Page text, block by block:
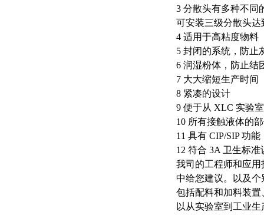
3 分散头有多种不同
可安装三级分散头达
4 适用于高粘度物料
5 封闭的系统，防止
6 润湿粉体，防止结
7 大大缩短生产时间
8 紧凑的设计
9 便于从 XLC 实验
10 所有接触液体的
11 具有 CIP/SIP 功能
12 符合 3A 卫生标准
我司的工程师和应
中给您建议。以及
包括配料和加料装
以从实验室到工业